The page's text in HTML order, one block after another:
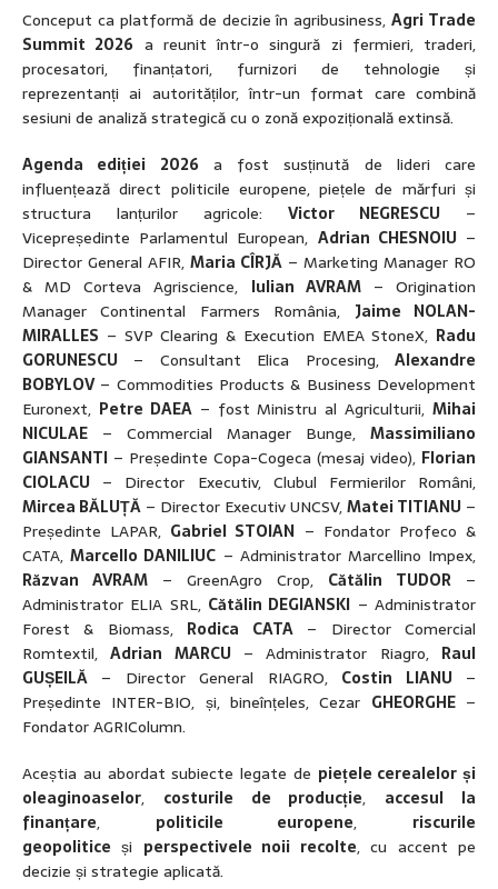
Conceput ca platformă de decizie în agribusiness,Agri Trade
Summit 2026 a reunit într-o singură zi fermieri, traderi,
procesatori, finanțatori, furnizori de tehnologie și
reprezentanți ai autorităților, într-un format care combină
sesiuni de analiză strategică cu o zonă expozițională extinsă.
Agenda ediției 2026 a fost susținută de lideri care
influențează direct politicile europene, piețele de mărfuri și
structura lanțurilor agricole: Victor NEGRESCU –
Vicepreședinte Parlamentul European, Adrian CHESNOIU–
Director General AFIR, Maria CÎRJĂ – Marketing Manager RO
& MD Corteva Agriscience, Iulian AVRAM– Origination
Manager Continental Farmers România, Jaime NOLAN-
MIRALLES – SVP Clearing & Execution EMEA StoneX, Radu
GORUNESCU – Consultant Elica Procesing, Alexandre
BOBYLOV– Commodities Products & Business Development
Euronext, Petre DAEA– fost Ministru al Agriculturii, Mihai
NICULAE – Commercial Manager Bunge, Massimiliano
GIANSANTI – Președinte Copa-Cogeca (mesaj video), Florian
CIOLACU – Director Executiv, Clubul Fermierilor Români,
Mircea BĂLUȚĂ – Director Executiv UNCSV,Matei TITIANU –
Președinte LAPAR, Gabriel STOIAN – Fondator Profeco &
CATA,Marcello DANILIUC – Administrator Marcellino Impex,
Răzvan AVRAM – GreenAgro Crop, Cătălin TUDOR –
Administrator ELIA SRL, Cătălin DEGIANSKI – Administrator
Forest & Biomass, Rodica CATA– Director Comercial
Romtextil,Adrian MARCU– Administrator Riagro, Raul
GUȘEILĂ – Director General RIAGRO, Costin LIANU–
Președinte INTER-BIO, și, bineînțeles, Cezar GHEORGHE–
Fondator AGRIColumn.
Aceștia au abordat subiecte legate de piețele cerealelor și
oleaginoaselor, costurile de producție, accesul la
finanțare, politicile europene, riscurile
geopolitice și perspectivele noii recolte, cu accent pe
decizie și strategie aplicată.